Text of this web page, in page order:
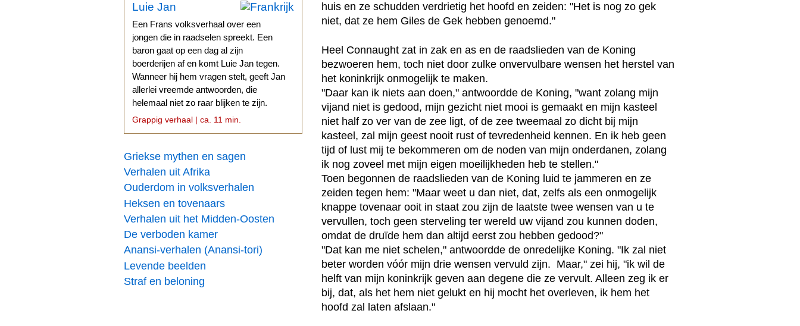
Luie Jan
Een Frans volksverhaal over een
jongen die in raadselen spreekt. Een
baron gaat op een dag al zijn
boerderijen af en komt Luie Jan tegen.
Wanneer hij hem vragen stelt, geeft Jan
allerlei vreemde antwoorden, die
helemaal niet zo raar blijken te zijn.
Grappig verhaal | ca. 11 min.
Griekse mythen en sagen
Verhalen uit Afrika
Ouderdom in volksverhalen
Heksen en tovenaars
Verhalen uit het Midden-Oosten
De verboden kamer
Anansi-verhalen (Anansi-tori)
Levende beelden
Straf en beloning
huis en ze schudden verdrietig het hoofd en zeiden: "Het is nog zo gek
niet, dat ze hem Giles de Gek hebben genoemd."
Heel Connaught zat in zak en as en de raadslieden van de Koning
bezwoeren hem, toch niet door zulke onvervulbare wensen het herstel van
het koninkrijk onmogelijk te maken.
"Daar kan ik niets aan doen," antwoordde de Koning, "want zolang mijn
vijand niet is gedood, mijn gezicht niet mooi is gemaakt en mijn kasteel
niet half zo ver van de zee ligt, of de zee tweemaal zo dicht bij mijn
kasteel, zal mijn geest nooit rust of tevredenheid kennen. En ik heb geen
tijd of lust mij te bekommeren om de noden van mijn onderdanen, zolang
ik nog zoveel met mijn eigen moeilijkheden heb te stellen."
Toen begonnen de raadslieden van de Koning luid te jammeren en ze
zeiden tegen hem: "Maar weet u dan niet, dat, zelfs als een onmogelijk
knappe tovenaar ooit in staat zou zijn de laatste twee wensen van u te
vervullen, toch geen sterveling ter wereld uw vijand zou kunnen doden,
omdat de druïde hem dan altijd eerst zou hebben gedood?"
"Dat kan me niet schelen," antwoordde de onredelijke Koning. "Ik zal niet
beter worden vóór mijn drie wensen vervuld zijn.  Maar," zei hij, "ik wil de
helft van mijn koninkrijk geven aan degene die ze vervult. Alleen zeg ik er
bij, dat, als het hem niet gelukt en hij mocht het overleven, ik hem het
hoofd zal laten afslaan."